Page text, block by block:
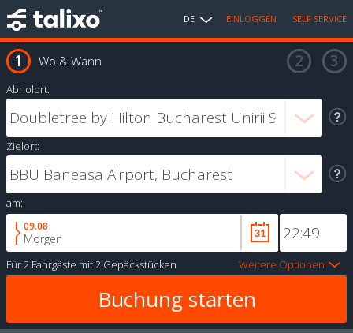
DE EINLOGGEN SELF SERVICE
Wo & Wann
Abholort:
Zielort:
am:
09.08
Morgen
Für2 Fahrgäste mit2 Gepäckstücken Weitere Optionen